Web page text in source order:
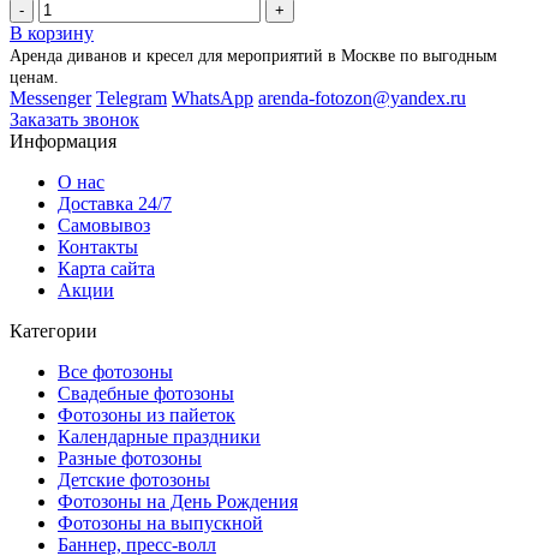
- +
В корзину
Аренда диванов и кресел для мероприятий в Москве по выгодным
ценам.
Messenger Telegram WhatsApp arenda-fotozon@yandex.ru
Заказать звонок
Информация
О нас
Доставка 24/7
Самовывоз
Контакты
Карта сайта
Акции
Категории
Все фотозоны
Свадебные фотозоны
Фотозоны из пайеток
Календарные праздники
Разные фотозоны
Детские фотозоны
Фотозоны на День Рождения
Фотозоны на выпускной
Баннер, пресс-волл